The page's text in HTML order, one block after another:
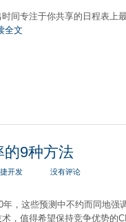
时间专注于你共享的日程表上
全文
的9种方法
开发 没有评论
年，这些预测中不约而同地强
，值得希望保持竞争优势的